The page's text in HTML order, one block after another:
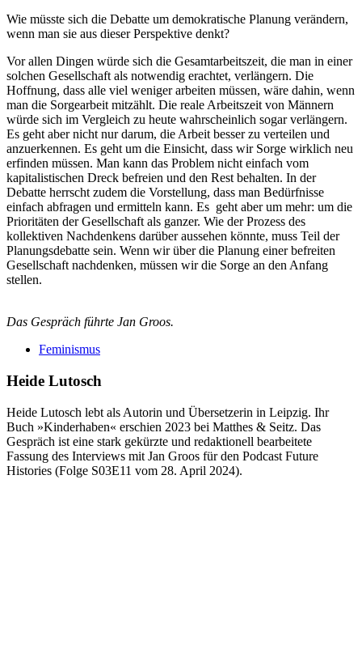
Wie müsste sich die Debatte um demokratische Planung verändern,
wenn man sie aus dieser Perspektive denkt?
Vor allen Dingen würde sich die Gesamtarbeitszeit, die man in einer
solchen Gesellschaft als notwendig erachtet, verlängern. Die
Hoffnung, dass alle viel weniger arbeiten müssen, wäre dahin, wenn
man die Sorge­arbeit mitzählt. Die reale Arbeitszeit von Männern
würde sich im Vergleich zu heute wahrscheinlich sogar verlängern.
Es geht aber nicht nur darum, die Arbeit besser zu verteilen und
anzuerkennen. Es geht um die Einsicht, dass wir Sorge wirklich neu
erfinden müssen. Man kann das Problem nicht ein­fach vom
kapitalistischen Dreck befreien und den Rest behalten. In der
Debatte herrscht zudem die Vorstellung, dass man Bedürfnisse
einfach abfragen und ermitteln kann. Es geht aber um mehr: um die
Prioritäten der Gesellschaft als ganzer. Wie der Prozess des
kollektiven Nachdenkens darüber aussehen könnte, muss Teil der
Planungsdebatte sein. Wenn wir über die Planung einer befreiten
Gesellschaft nachdenken, müssen wir die Sorge an den Anfang
stellen.
Das Gespräch führte Jan Groos.
Feminismus
Heide Lutosch
Heide Lutosch lebt als Autorin und Übersetzerin in Leipzig. Ihr
Buch »Kinderhaben« erschien 2023 bei Matthes & Seitz. Das
Gespräch ist eine stark gekürzte und redaktionell bearbeitete
Fassung des Interviews mit Jan Groos für den Podcast Future
Histories (Folge S03E11 vom 28. April 2024).